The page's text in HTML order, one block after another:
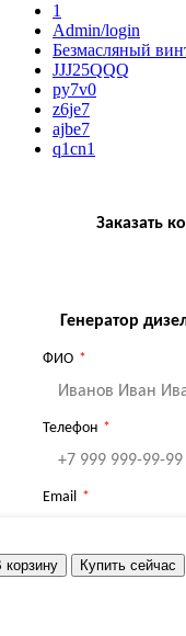
корзину Купить сейчас
1
Admin/login
Безмасляный
JJJ25QQQ
py7v0
z6je7
ajbe7
q1cn1
Заказать
Генератор
ФИО
Телефон
Email